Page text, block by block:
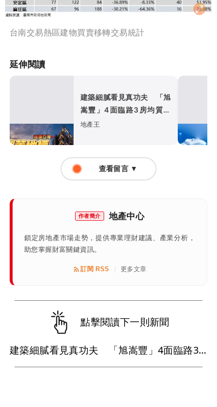
台南交易熱區建物買賣移轉交易統計
延伸閱讀
建築細膩看見真功夫 「旭
嵩豐」4面臨路3房均質打
造亞灣耐震地標
地產王
查看留言 ▼
作者簡介 地產中心
鎖定房地產市場走勢，提供專業理財建議、產業分析，
助您掌握財富關鍵資訊。
訂閱 RSS 更多文章
點擊閱讀下一則新聞
建築細膩看見真功夫 「旭嵩豐」4面臨路3房均質打造亞灣耐震地標